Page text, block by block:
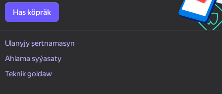
Has köpräk
Ulanyjy şertnamasyn
Ahlama syýasaty
Teknik goldaw